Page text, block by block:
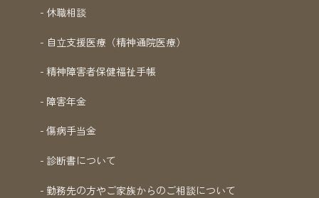
休職相談
自立支援医療（精神通院医療）
精神障害者保健福祉手帳
障害年金
傷病手当金
診断書について
勤務先の方やご家族からのご相談について